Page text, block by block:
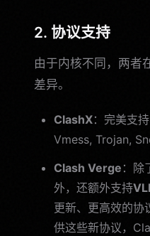
2. 协议支持
由于内核不同，两者
差异。
ClashX：完美支
Vmess, Trojan,
Clash Verge ：除
外，还额外支持
更新、更高效的协
供这些新协议，